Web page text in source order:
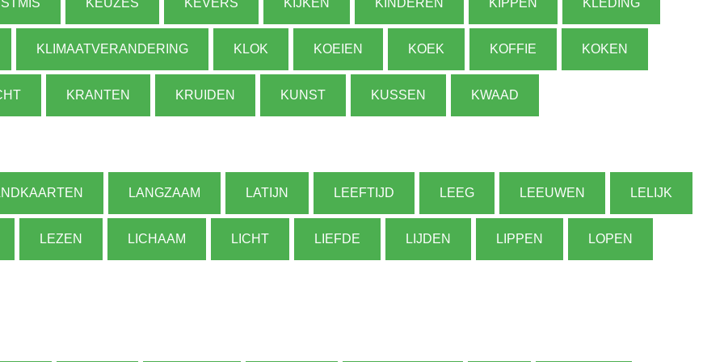
KLIMAATVERANDERING KLOK KOEIEN KOEK KOFFIE KOKEN
KRANTEN KRUIDEN KUNST KUSSEN KWAAD
LANGZAAM LATIJN LEEFTIJD LEEG LEEUWEN LELIJK
LEZEN LICHAAM LICHT LIEFDE LIJDEN LIPPEN LOPEN